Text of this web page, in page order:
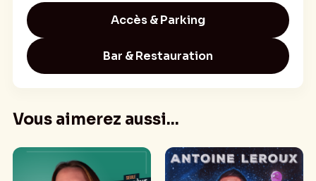
Accès & Parking
Bar & Restauration
Vous aimerez aussi...